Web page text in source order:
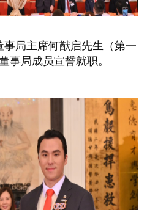
局主席何猷启先生（第一
事局成员宣誓就职。